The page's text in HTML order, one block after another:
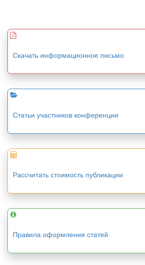
Скачать информационное письмо
Статьи участников конференции
Рассчитать стоимость публикации
Правила оформления статей